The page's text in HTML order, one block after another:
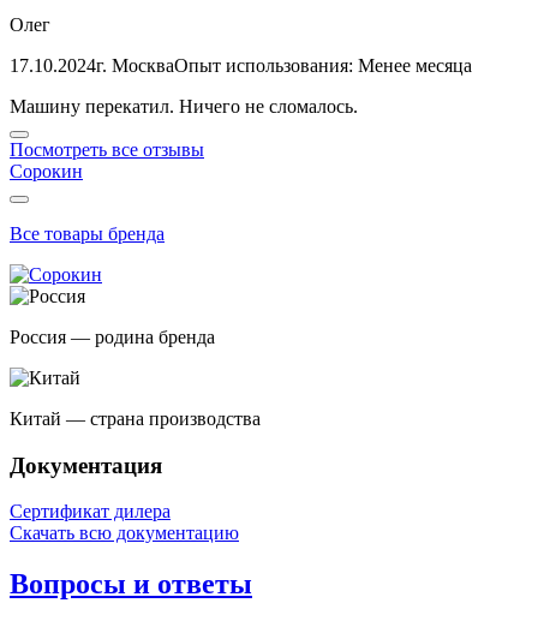
Олег
17.10.2024г. МоскваОпыт использования: Менее месяца
Машину перекатил. Ничего не сломалось.
Посмотреть все отзывы
Сорокин
Все товары бренда
Россия — родина бренда
Китай — страна производства
Документация
Сертификат дилера
Скачать всю документацию
Вопросы и ответы